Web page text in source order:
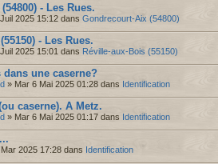
- Les Rues.
2025 15:12 dans Gondrecourt-Aix (54800)
- Les Rues.
2025 15:01 dans Réville-aux-Bois (55150)
une caserne?
» Mar 6 Mai 2025 01:28 dans Identification
caserne). A Metz.
» Mar 6 Mai 2025 01:17 dans Identification
2025 17:28 dans Identification